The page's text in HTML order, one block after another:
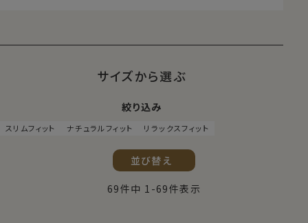
サイズから選ぶ
絞り込み
スリムフィット ナチュラルフィット リラックスフィット
並び替え
69件中 1 -69件表示